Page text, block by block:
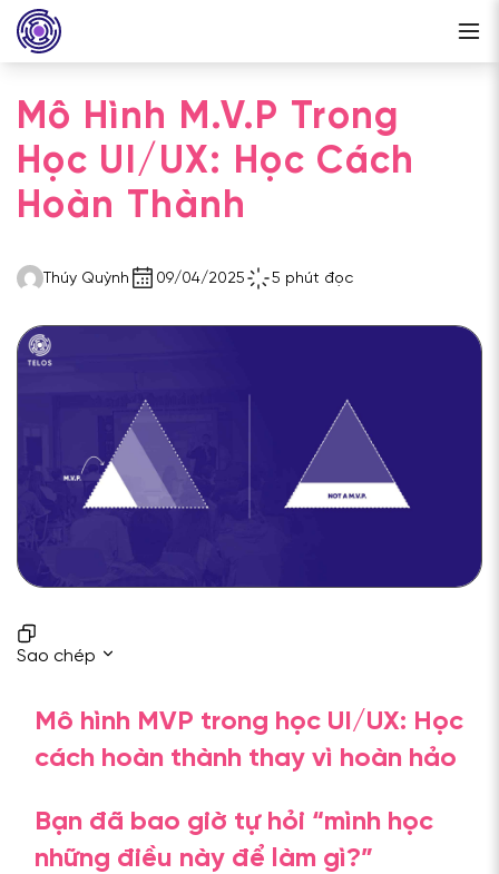
Mô Hình M.V.P Trong
Học UI/UX: Học Cách
Hoàn Thành
Thúy Quỳnh 09/04/2025 5 phút đọc
Sao chép
Mô hình MVP trong học UI/UX: Học
cách hoàn thành thay vì hoàn hảo
Bạn đã bao giờ tự hỏi “mình học
những điều này để làm gì?”